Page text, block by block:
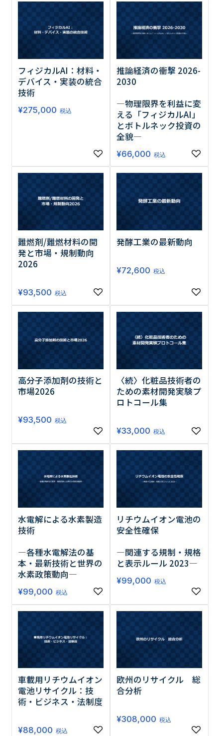
フィジカルAI：材料・
デバイス・実装の統合
技術
¥275,000 税込
推論経済の衝撃 2026-
2030
―物理限界を利益に変
える「フィジカルAI」
とボトルネック投資の
全貌―
¥66,000 税込
難燃剤/難燃材料の開
発と市場・規制動向
2026
¥93,500 税込
発酵工業の最新動向
¥72,600 税込
高分子添加剤の技術と
市場2026
¥93,500 税込
〈続〉化粧品技術者の
ための素材開発実験プ
ロトコール集
¥33,000 税込
水電解による水素製造
技術
―各種水電解法の基
本・最新技術と世界の
水素政策動向―
¥99,000 税込
リチウムイオン電池の
安全性確保
―関連する規制・規格
と表示ルール 2023―
¥99,000 税込
車載用リチウムイオン
電池リサイクル：技
術・ビジネス・法制度
¥88,000 税込
欧州のリサイクル 総
合分析
¥308,000 税込